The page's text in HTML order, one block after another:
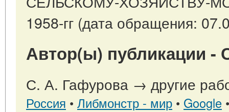
1958-гг (дата обращения:
Автор(ы) публикации -
С. А. Гафурова → другие
Россия • Либмонстр - мир • Google